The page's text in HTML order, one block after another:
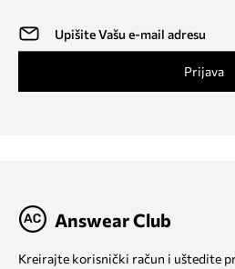
Prijava
Answear Club
Kreirajte korisnički račun i uštedite